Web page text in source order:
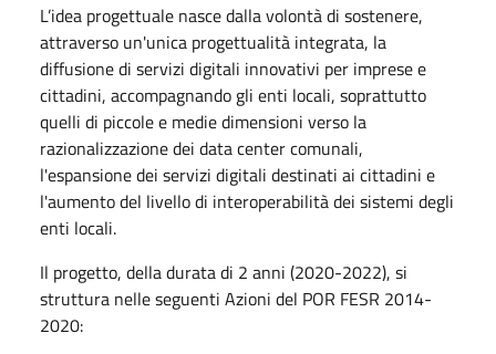
L’idea progettuale nasce dalla volontà di sostenere,
attraverso un'unica progettualità integrata, la
diffusione di servizi digitali innovativi per imprese e
cittadini, accompagnando gli enti locali, soprattutto
quelli di piccole e medie dimensioni verso la
razionalizzazione dei data center comunali,
l'espansione dei servizi digitali destinati ai cittadini e
l'aumento del livello di interoperabilità dei sistemi degli
enti locali.
Il progetto, della durata di 2 anni (2020-2022), si
struttura nelle seguenti Azioni del POR FESR 2014-
2020: